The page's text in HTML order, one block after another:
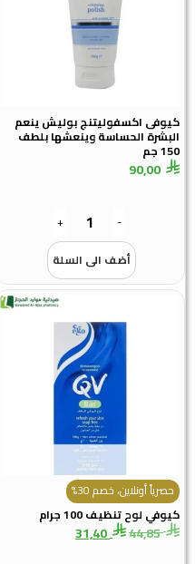
اكسفوليتنج بوليش ينعم
الحساسة وينعشها بلطف
90,00
+
أضف الى السلة
أونلاين، خصم 30%
لوح تنظيف 100 جرام
44,85
31,40